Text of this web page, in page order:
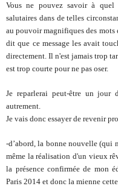
Vous ne pouvez savoir à quel
salutaires dans de telles
au pouvoir magnifiques des
dit que ce message les avait
directement. Il n'est jamais trop
est trop courte pour ne pas oser.
Je reparlerai peut-être un jour
autrement.
Je vais donc essayer de revenir
-d’abord, la bonne nouvelle (qui
même la réalisation d'un vieux
la présence confirmée de mon
Paris 2014 et donc la mienne